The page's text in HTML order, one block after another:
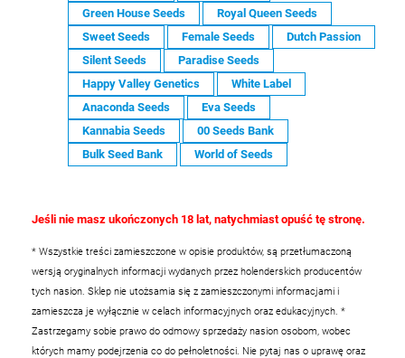
Green House Seeds
Royal Queen Seeds
Sweet Seeds
Female Seeds
Dutch Passion
Silent Seeds
Paradise Seeds
Happy Valley Genetics
White Label
Anaconda Seeds
Eva Seeds
Kannabia Seeds
00 Seeds Bank
Bulk Seed Bank
World of Seeds
Jeśli nie masz ukończonych 18 lat, natychmiast opuść tę stronę.
* Wszystkie treści zamieszczone w opisie produktów, są przetłumaczoną
wersją oryginalnych informacji wydanych przez holenderskich producentów
tych nasion. Sklep nie utożsamia się z zamieszczonymi informacjami i
zamieszcza je wyłącznie w celach informacyjnych oraz edukacyjnych. *
Zastrzegamy sobie prawo do odmowy sprzedaży nasion osobom, wobec
których mamy podejrzenia co do pełnoletności. Nie pytaj nas o uprawę oraz